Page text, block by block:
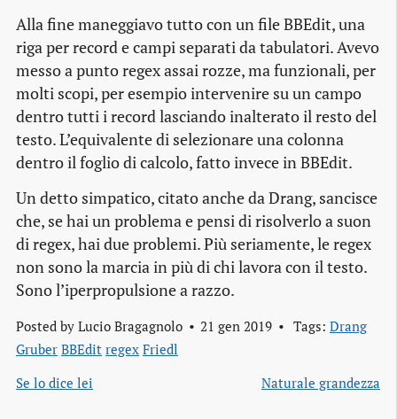
Alla fine maneggiavo tutto con un file BBEdit, una
riga per record e campi separati da tabulatori. Avevo
messo a punto regex assai rozze, ma funzionali, per
molti scopi, per esempio intervenire su un campo
dentro tutti i record lasciando inalterato il resto del
testo. L’equivalente di selezionare una colonna
dentro il foglio di calcolo, fatto invece in BBEdit.
Un detto simpatico, citato anche da Drang, sancisce
che, se hai un problema e pensi di risolverlo a suon
di regex, hai due problemi. Più seriamente, le regex
non sono la marcia in più di chi lavora con il testo.
Sono l’iperpropulsione a razzo.
Posted by Lucio Bragagnolo 21 gen 2019 Tags: Drang
Gruber BBEdit regex Friedl
Se lo dice lei
Naturale grandezza